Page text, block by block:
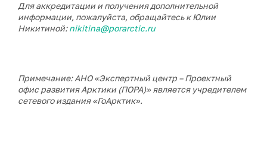
Для аккредитации и получения дополнительной
информации, пожалуйста, обращайтесь к Юлии
Никитиной:nikitina@porarctic.ru
Примечание: АНО «Экспертный центр – Проектный
офис развития Арктики (ПОРА)» является учредителем
сетевого издания «ГоАрктик».